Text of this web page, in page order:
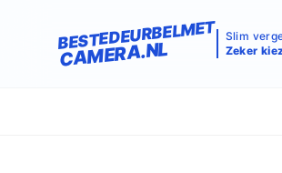
BESTEDEURBELMET
CAMERA.NL
Slim
Zeker